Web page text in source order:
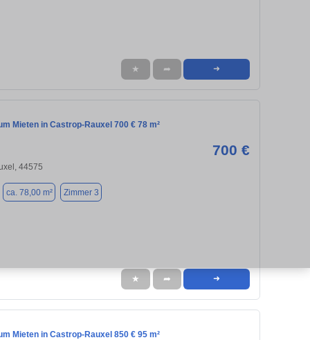
★ ➦ ➜
Mieten in Castrop-Rauxel 700 € 78 m²
700 €
44575
ca. 78,00 m² Zimmer 3
★ ➦ ➜
Mieten in Castrop-Rauxel 850 € 95 m²